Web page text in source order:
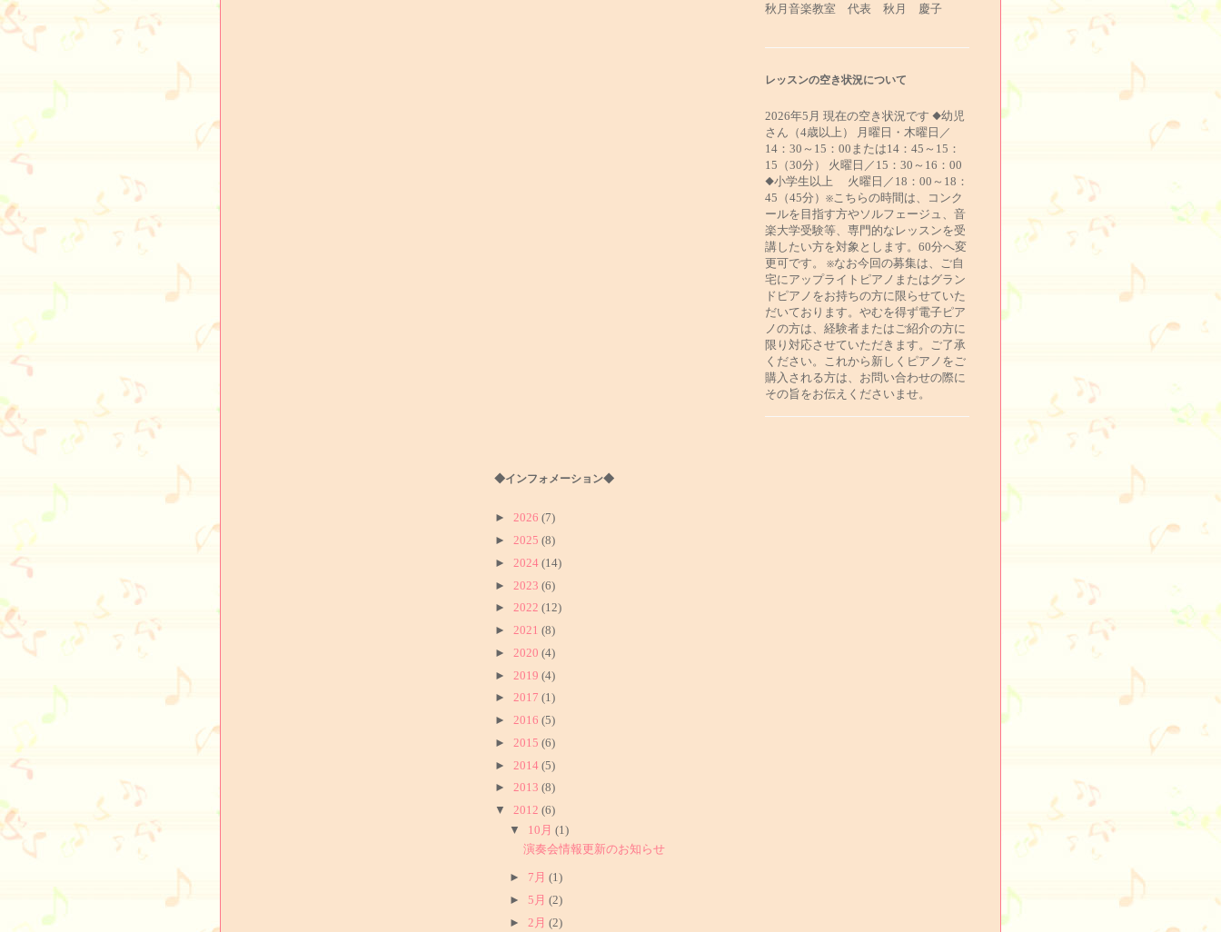
秋月音楽教室 代表 秋月 慶子
レッスンの空き状況について
2026年5月 現在の空き状況です ◆幼児
さん（4歳以上） 月曜日・木曜日／
14：30～15：00または14：45～15：
15（30分） 火曜日／15：30～16：00
◆小学生以上 火曜日／18：00～18：
45（45分）※こちらの時間は、コンク
ールを目指す方やソルフェージュ、音
楽大学受験等、専門的なレッスンを受
講したい方を対象とします。60分へ変
更可です。 ※なお今回の募集は、ご自
宅にアップライトピアノまたはグラン
ドピアノをお持ちの方に限らせていた
だいております。やむを得ず電子ピア
ノの方は、経験者またはご紹介の方に
限り対応させていただきます。ご了承
ください。これから新しくピアノをご
購入される方は、お問い合わせの際に
その旨をお伝えくださいませ。
◆インフォメーション◆
► 2026 (7)
► 2025 (8)
► 2024 (14)
► 2023 (6)
► 2022 (12)
► 2021 (8)
► 2020 (4)
► 2019 (4)
► 2017 (1)
► 2016 (5)
► 2015 (6)
► 2014 (5)
► 2013 (8)
▼ 2012 (6)
▼ 10月 (1)
演奏会情報更新のお知らせ
► 7月 (1)
► 5月 (2)
► 2月 (2)